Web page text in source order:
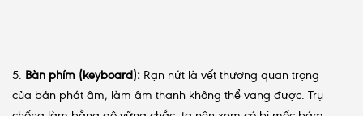
5. Bàn phím (keyboard): Rạn nứt là vết thương quan trọng
của bản phát âm, làm âm thanh không thể vang được. Trụ